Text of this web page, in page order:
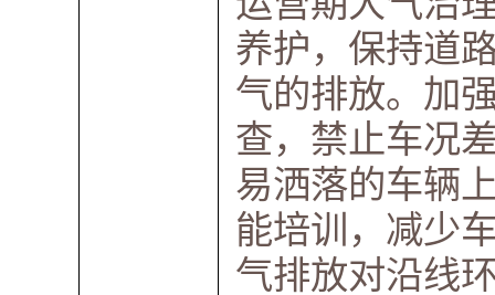
养护，保持道
气的排放。加
查，禁止车况
易洒落的车辆
能培训，减少
气排放对沿线